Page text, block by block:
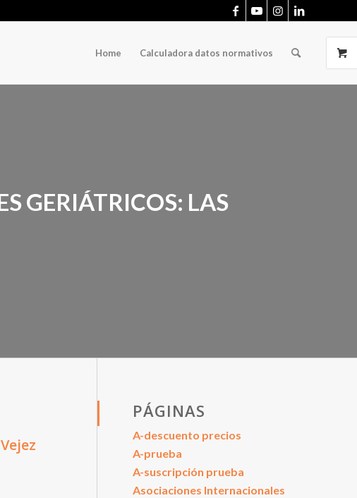
Home Calculadora datos normativos
GERIÁTRICOS: LAS
PÁGINAS
A-descuento precios
A-prueba
A-suscripción prueba
Asociaciones Internacionales